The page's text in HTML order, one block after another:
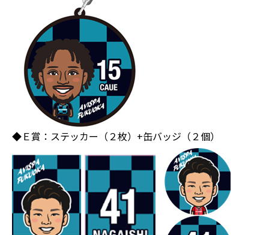
◆Ｅ賞：ステッカー（２枚）+缶バッジ（２個）